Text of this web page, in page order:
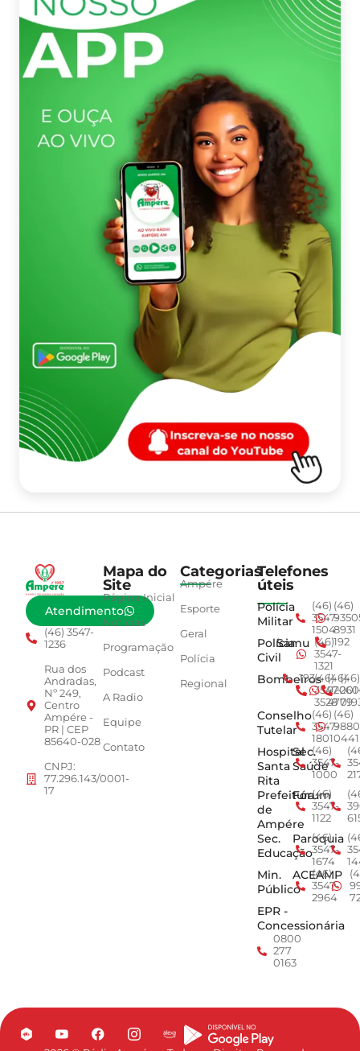
Atendimento
(46) 3547-
1236
Rua dos
Andradas,
Nº 249,
Centro
Ampére -
PR | CEP
85640-028
CNPJ:
77.296.143/0001-
17
Mapa do
Site
Página Inicial
Notícias
Programação
Podcast
A Radio
Equipe
Contato
Categorias
Ampére
Esporte
Geral
Polícia
Regional
Telefones
úteis
Polícia
Militar
(46)
3547-
1504
(46)
8931
Polícia
Civil
Samu (46)
3547-
1321
192
Bombeiros
193(46)
3547-
3528
(46)
4779
(46)
Conselho
Tutelar
(46)
3547-
1801
(46)
0441
Hospital
Santa
Rita
Sec.
Saúde
(46)
3547-
1000
Prefeitura
de
Ampére
Fórum
(46)
3547-
1122
Sec.
Educação
Paroquia
(46)
3547-
1674
Min.
Público
ACEAMP
(46)
3547-
2964
EPR -
Concessionária
0800
277
0163